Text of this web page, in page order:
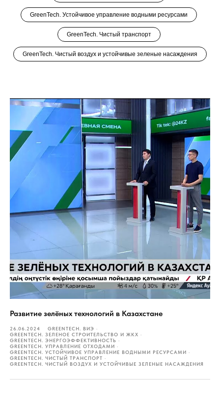
GreenTech. Устойчивое управление водными ресурсами
GreenTech. Чистый транспорт
GreenTech. Чистый воздух и устойчивые зеленые насаждения
Развитие зелёных технологий в Казахстане
26.06.2024
GREENTECH. ВИЭ
GREENTECH. ЗЕЛЕНОЕ СТРОИТЕЛЬСТВО И ЖКХ
GREENTECH. ЭНЕРГОЭФФЕКТИВНОСТЬ
GREENTECH. УПРАВЛЕНИЕ ОТХОДАМИ
GREENTECH. УСТОЙЧИВОЕ УПРАВЛЕНИЕ ВОДНЫМИ РЕСУРСАМИ
GREENTECH. ЧИСТЫЙ ТРАНСПОРТ
GREENTECH. ЧИСТЫЙ ВОЗДУХ И УСТОЙЧИВЫЕ ЗЕЛЕНЫЕ НАСАЖДЕНИЯ